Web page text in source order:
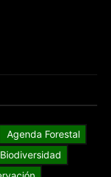
Agenda Forestal
Biodiversidad